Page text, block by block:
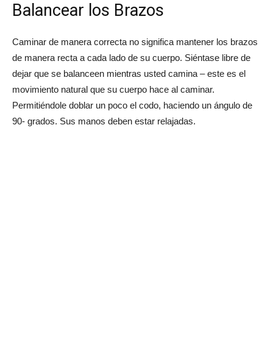
Balancear los Brazos
Caminar de manera correcta no significa mantener los brazos
de manera recta a cada lado de su cuerpo. Siéntase libre de
dejar que se balanceen mientras usted camina – este es el
movimiento natural que su cuerpo hace al caminar.
Permitiéndole doblar un poco el codo, haciendo un ángulo de
90- grados. Sus manos deben estar relajadas.